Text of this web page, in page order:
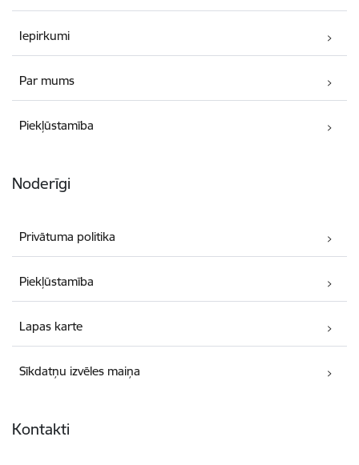
Iepirkumi
Par mums
Piekļūstamība
Noderīgi
Privātuma politika
Piekļūstamība
Lapas karte
Sīkdatņu izvēles maiņa
Kontakti